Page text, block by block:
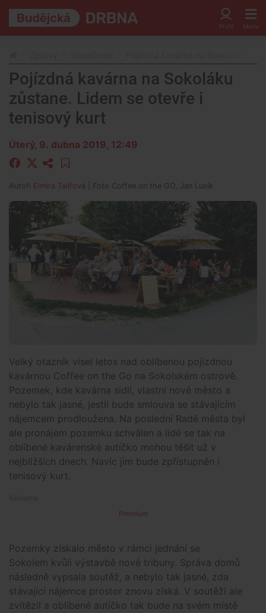
Pojízdná kavárna na Sokoláku
zůstane. Lidem se otevře i
tenisový kurt
Úterý, 9. dubna 2019, 12:49
Autoři Elmira Talířová | Foto Coffee on the GO, Jan Luxík
Velký otazník visel letos nad oblíbenou pojízdnou
kavárnou Coffee on the Go na Sokolském ostrově.
Pozemek, kde kavárna sídlí, vlastní nově město a
nebylo tak jasné, jestli bude smlouva se stávajícím
nájemcem prodloužena. Na poslední Radě města byl
ale pronájem pozemku schválen a lidé se tak na
oblíbené kavárenské autíčko mohou těšit už v
nejbližších dnech. Navíc jim bude zpřístupněn i
tenisový kurt.
Premium
Pozemky získalo město v rámci jednání se
Sokolem kvůli výstavbě nové tribuny. Správa domů
následně vypsala soutěž, a nebylo tak jasné, zda
stávající nájemce prostor znovu získá. V soutěži ale
zvítězil a oblíbené autíčko tak bude na svém místě